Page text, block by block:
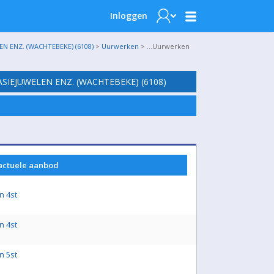
Inloggen
ENZ. (WACHTEBEKE) (6108) > Uurwerken > …Uurwerken
ENZ. (WACHTEBEKE) (6108)
aanbod
4st
4st
5st